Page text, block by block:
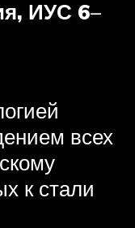
ИУС 6–
всех
к стали